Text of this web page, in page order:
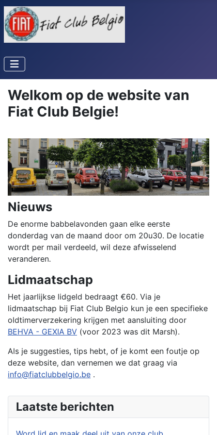
Welkom op de website van
Fiat Club Belgie!
Nieuws
De enorme babbelavonden gaan elke eerste
donderdag van de maand door om 20u30. De locatie
wordt per mail verdeeld, wil deze afwisselend
veranderen.
Lidmaatschap
Het jaarlijkse lidgeld bedraagt ​​€60. Via je
lidmaatschap bij Fiat Club Belgio kun je een specifieke
oldtimerverzekering krijgen met aansluiting door
BEHVA - GEXIA BV (voor 2023 was dit Marsh).
Als je suggesties, tips hebt, of je komt een foutje op
deze website, dan vernemen we dat graag via
info@fiatclubbelgio.be .
Laatste berichten